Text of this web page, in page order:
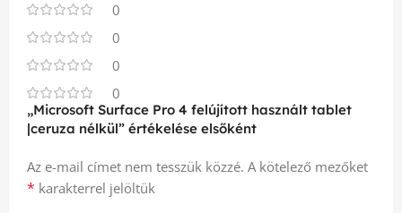
0
0
0
0
„Microsoft Surface Pro 4 felújított használt tablet
|ceruza nélkül” értékelése elsőként
Az e-mail címet nem tesszük közzé. A kötelező mezőket
* karakterrel jelöltük